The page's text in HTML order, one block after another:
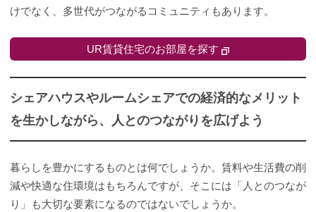
けでなく、多世代がつながるコミュニティもあります。
UR賃貸住宅のお部屋を探す
シェアハウスやルームシェアでの経済的なメリット
を生かしながら、人とのつながりを広げよう
暮らしを豊かにするものとは何でしょうか。賃料や生活費の削
減や快適な住環境はもちろんですが、そこには「人とのつなが
り」も大切な要素になるのではないでしょうか。